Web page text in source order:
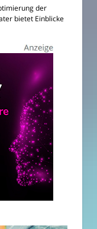
der
bietet Einblicke